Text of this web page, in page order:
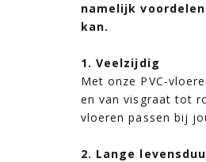
namelijk
kan.
1. Veelzijdig
Met onze PVC-
en van visgraat tot
vloeren passen bij
2. Lange